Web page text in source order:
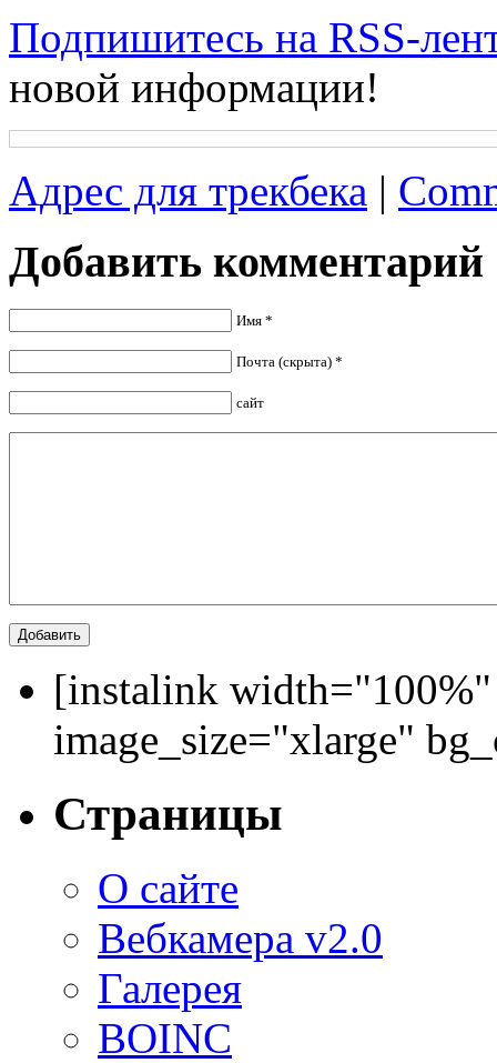
Подпишитесь на RSS-
новой информации!
Адрес для трекбека |
Добавить комментарий
Имя *
Почта (скрыта) *
сайт
[instalink
image_size="xlarge"
Страницы
О сайте
Вебкамера v2.0
Галерея
BOINC